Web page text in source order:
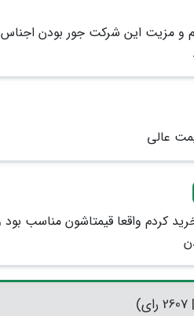
و مزیت این شرکت جور بودن
عالی
کردم واقعا قیمتاشون مناسب